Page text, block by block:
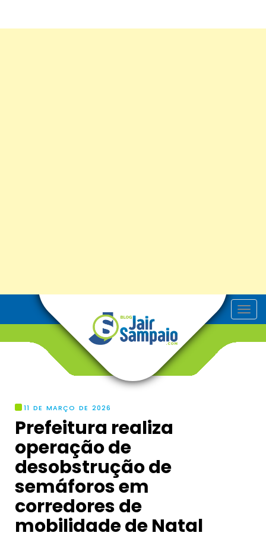
T
o
11 DE MARÇO DE 2026
Prefeitura realiza
operação de
desobstrução de
semáforos em
corredores de
mobilidade de Natal